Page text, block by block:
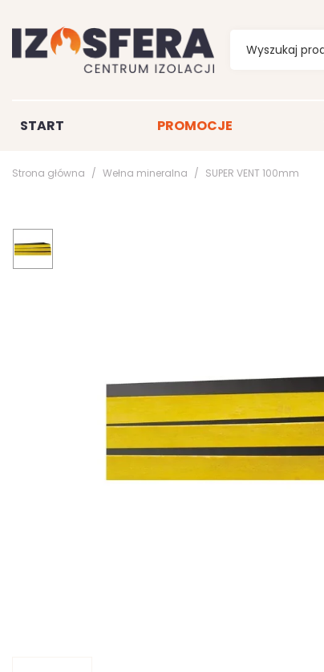
START PROMOCJE
Strona główna Wełna mineralna SUPER VENT 100mm